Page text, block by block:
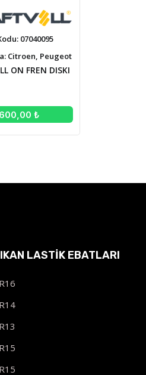
07040095
Citroen, Peugeot
ON FREN DISKI
₺
LASTIK EBATLARI